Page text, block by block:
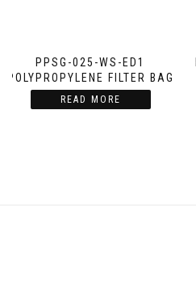
PPSG-025-WS-ED1
POLYPROPYLENE FILTER BAG
READ MORE